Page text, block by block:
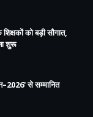
को बड़ी सौगात,
शुरू
से सम्मानित